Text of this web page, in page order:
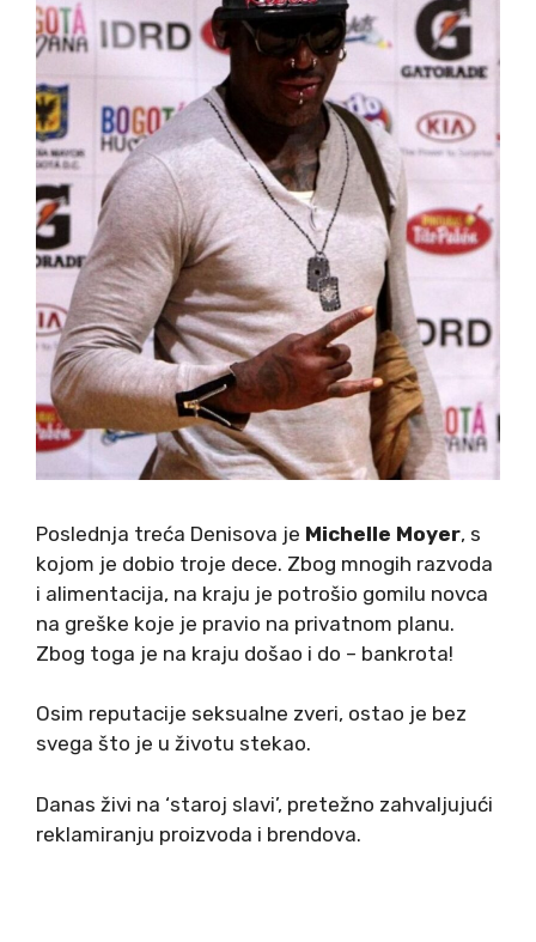
Poslednja treća Denisova je Michelle Moyer, s
kojom je dobio troje dece. Zbog mnogih razvoda
i alimentacija, na kraju je potrošio gomilu novca
na greške koje je pravio na privatnom planu.
Zbog toga je na kraju došao i do – bankrota!
Osim reputacije seksualne zveri, ostao je bez
svega što je u životu stekao.
Danas živi na ‘staroj slavi’, pretežno zahvaljujući
reklamiranju proizvoda i brendova.